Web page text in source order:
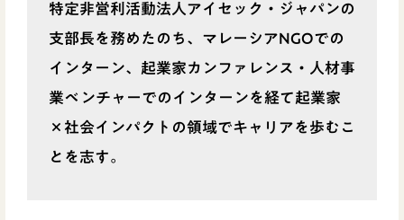
特定非営利活動法人アイセック・ジャパンの
支部長を務めたのち、マレーシアNGOでの
インターン、起業家カンファレンス・人材事
業ベンチャーでのインターンを経て起業家
×社会インパクトの領域でキャリアを歩むこ
とを志す。